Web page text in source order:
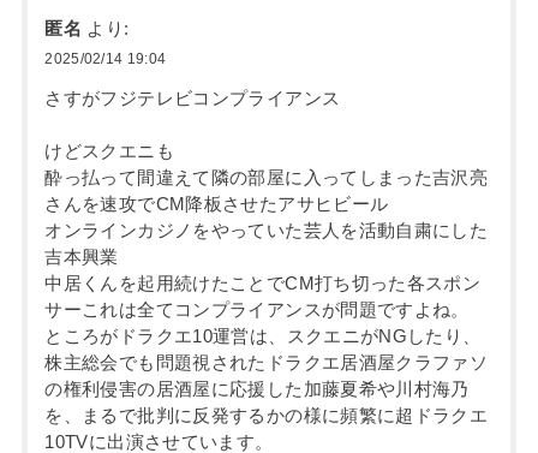
匿名 より:
2025/02/14 19:04
さすがフジテレビコンプライアンス
けどスクエニも
酔っ払って間違えて隣の部屋に入ってしまった吉沢亮
さんを速攻でCM降板させたアサヒビール
オンラインカジノをやっていた芸人を活動自粛にした
吉本興業
中居くんを起用続けたことでCM打ち切った各スポン
サーこれは全てコンプライアンスが問題ですよね。
ところがドラクエ10運営は、スクエニがNGしたり、
株主総会でも問題視されたドラクエ居酒屋クラファソ
の権利侵害の居酒屋に応援した加藤夏希や川村海乃
を、まるで批判に反発するかの様に頻繁に超ドラクエ
10TVに出演させています。